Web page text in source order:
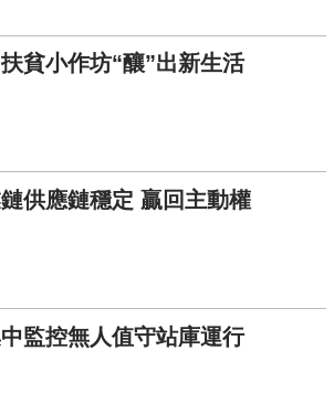
貧小作坊“釀”出新生活
供應鏈穩定 贏回主動權
監控無人值守站庫運行